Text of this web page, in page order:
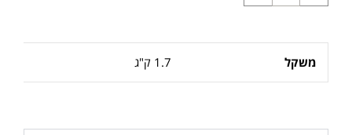
משקל 1.7 ק"ג